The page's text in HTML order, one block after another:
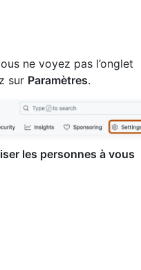
ne voyez pas l’onglet
sur Paramètres.
les personnes à vous